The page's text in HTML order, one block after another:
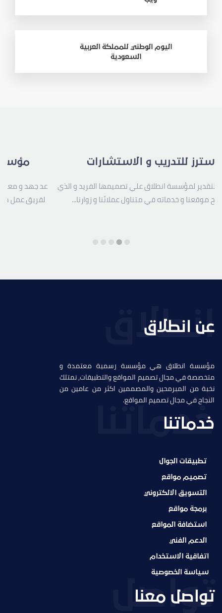
اليوم الوطني للمملكة العربية
السعودية
مؤسسة رال للتدريب و الاستشارات
و معاناة مع العديد من المصممين نتقدم بالشكر و العرفان
عمل مؤسسة انطلاق على مجهودهم الرائع في تصميم...
مؤسسة
عن انطلاق
مؤسسة انطلاق هي مؤسسة رسمية معتمدة و
متخصصة في مجال تصميم المواقع والتطبيقات, نمتلك
نخبة من المبرمحين والمصممين اكثر من عامين من
النجاح في مجال تصميم المواقع.
خدماتنا
تطبيقات الجوال
تصميم مواقع
التسويق الالكتروني
برمجة مواقع
استضافة المواقع
الدعم الفني
اتفاقية الاستخدام
سياسة الخصوصية
تواصل معنا